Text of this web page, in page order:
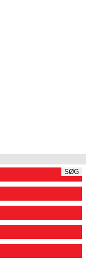
SØG